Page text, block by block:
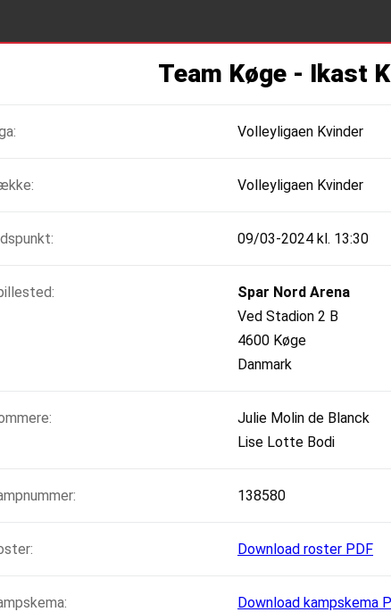
Team Køge - Ikast
Volleyligaen Kvinder
Volleyligaen Kvinder
09/03-2024 kl. 13:30
Spar Nord Arena
Ved Stadion 2 B
4600 Køge
Danmark
Julie Molin de Blanck
Lise Lotte Bodi
138580
Download roster PDF
Download kampskema